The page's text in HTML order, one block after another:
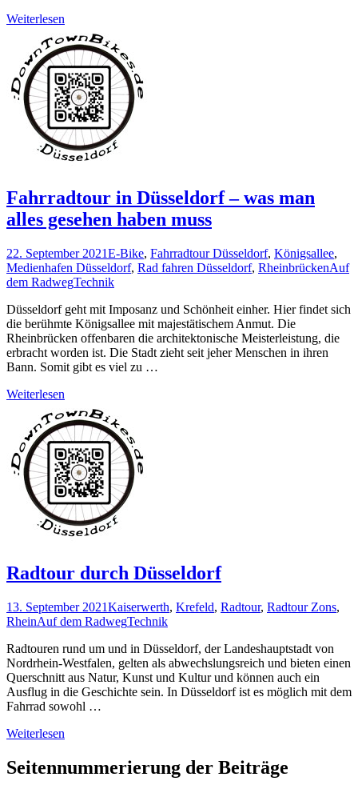
Weiterlesen
Fahrradtour in Düsseldorf – was man
alles gesehen haben muss
22. September 2021E-Bike, Fahrradtour Düsseldorf, Königsallee,
Medienhafen Düsseldorf, Rad fahren Düsseldorf, RheinbrückenAuf
dem RadwegTechnik
Düsseldorf geht mit Imposanz und Schönheit einher. Hier findet sich
die berühmte Königsallee mit majestätischem Anmut. Die
Rheinbrücken offenbaren die architektonische Meisterleistung, die
erbracht worden ist. Die Stadt zieht seit jeher Menschen in ihren
Bann. Somit gibt es viel zu …
Weiterlesen
Radtour durch Düsseldorf
13. September 2021Kaiserwerth, Krefeld, Radtour, Radtour Zons,
RheinAuf dem RadwegTechnik
Radtouren rund um und in Düsseldorf, der Landeshauptstadt von
Nordrhein-Westfalen, gelten als abwechslungsreich und bieten einen
Querschnitt aus Natur, Kunst und Kultur und können auch ein
Ausflug in die Geschichte sein. In Düsseldorf ist es möglich mit dem
Fahrrad sowohl …
Weiterlesen
Seitennummerierung der Beiträge